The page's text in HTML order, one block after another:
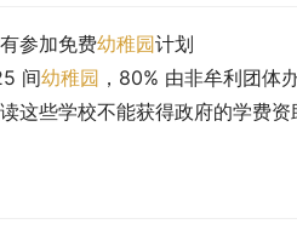
参加免费幼稚园计划
间幼稚园 ，80% 由非牟利团体
这些学校不能获得政府的学费资